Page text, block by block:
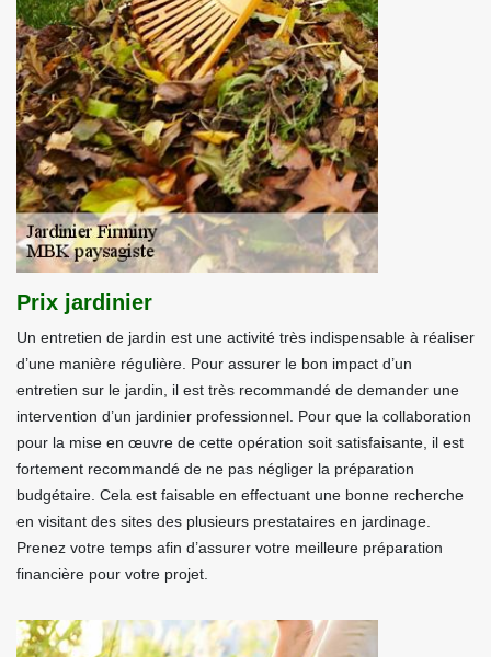
Prix jardinier
Un entretien de jardin est une activité très indispensable à réaliser
d’une manière régulière. Pour assurer le bon impact d’un
entretien sur le jardin, il est très recommandé de demander une
intervention d’un jardinier professionnel. Pour que la collaboration
pour la mise en œuvre de cette opération soit satisfaisante, il est
fortement recommandé de ne pas négliger la préparation
budgétaire. Cela est faisable en effectuant une bonne recherche
en visitant des sites des plusieurs prestataires en jardinage.
Prenez votre temps afin d’assurer votre meilleure préparation
financière pour votre projet.